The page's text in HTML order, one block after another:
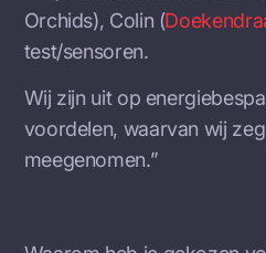
Orchids), Colin (
test/sensoren.
Wij zijn uit op
voordelen, waarvan wij
meegenomen.”